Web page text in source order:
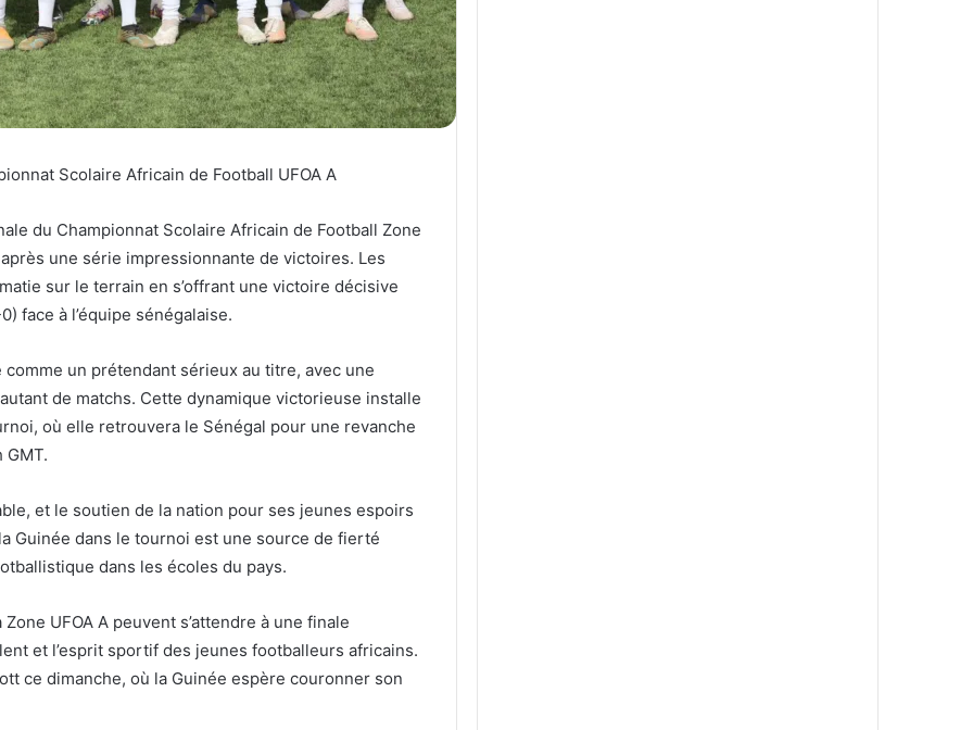
Scolaire Africain de Football UFOA A
du Championnat Scolaire Africain de Football Zone
une série impressionnante de victoires. Les
sur le terrain en s’offrant une victoire décisive
face à l’équipe sénégalaise.
un prétendant sérieux au titre, avec une
de matchs. Cette dynamique victorieuse installe
où elle retrouvera le Sénégal pour une revanche
GMT.
et le soutien de la nation pour ses jeunes espoirs
Guinée dans le tournoi est une source de fierté
dans les écoles du pays.
UFOA A peuvent s’attendre à une finale
et l’esprit sportif des jeunes footballeurs africains.
ce dimanche, où la Guinée espère couronner son